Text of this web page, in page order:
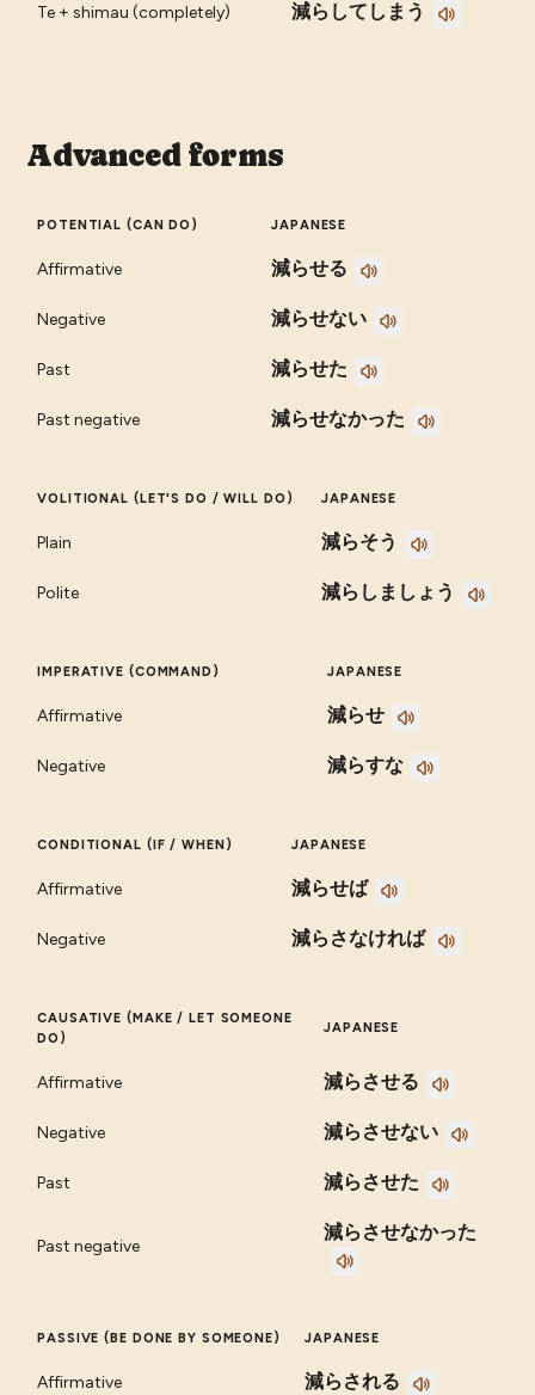
Te + shimau (completely) 減らしてしまう
Advanced forms
POTENTIAL (CAN DO) JAPANESE
Affirmative 減らせる
Negative 減らせない
Past 減らせた
Past negative 減らせなかった
VOLITIONAL (LET'S DO / WILL DO) JAPANESE
Plain 減らそう
Polite 減らしましょう
IMPERATIVE (COMMAND) JAPANESE
Affirmative 減らせ
Negative 減らすな
CONDITIONAL (IF / WHEN) JAPANESE
Affirmative 減らせば
Negative 減らさなければ
CAUSATIVE (MAKE / LET SOMEONE
DO)
JAPANESE
Affirmative 減らさせる
Negative 減らさせない
Past 減らさせた
Past negative
減らさせなかった
PASSIVE (BE DONE BY SOMEONE) JAPANESE
Affirmative 減らされる